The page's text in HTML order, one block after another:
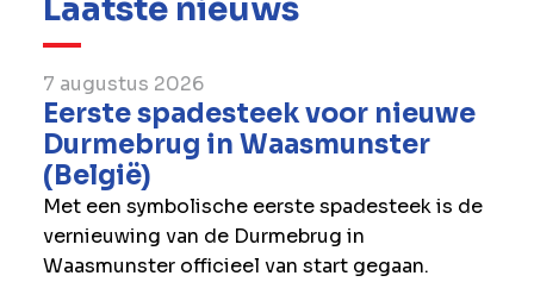
Laatste nieuws
7 augustus 2026
Eerste spadesteek voor nieuwe
Durmebrug in Waasmunster
(België)
Met een symbolische eerste spadesteek is de
vernieuwing van de Durmebrug in
Waasmunster officieel van start gegaan.